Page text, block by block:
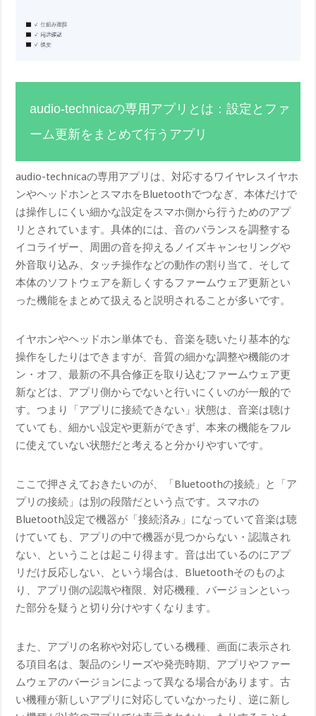
audio-technicaの専用アプリとは：設定とファ
ーム更新をまとめて行うアプリ
audio-technicaの専用アプリは、対応するワイヤレスイヤホ
ンやヘッドホンとスマホをBluetoothでつなぎ、本体だけで
は操作しにくい細かな設定をスマホ側から行うためのアプ
リとされています。具体的には、音のバランスを調整する
イコライザー、周囲の音を抑えるノイズキャンセリングや
外音取り込み、タッチ操作などの動作の割り当て、そして
本体のソフトウェアを新しくするファームウェア更新とい
った機能をまとめて扱えると説明されることが多いです。
イヤホンやヘッドホン単体でも、音楽を聴いたり基本的な
操作をしたりはできますが、音質の細かな調整や機能のオ
ン・オフ、最新の不具合修正を取り込むファームウェア更
新などは、アプリ側からでないと行いにくいのが一般的で
す。つまり「アプリに接続できない」状態は、音楽は聴け
ていても、細かい設定や更新ができず、本来の機能をフル
に使えていない状態だと考えると分かりやすいです。
ここで押さえておきたいのが、「Bluetoothの接続」と「ア
プリの接続」は別の段階だという点です。スマホの
Bluetooth設定で機器が「接続済み」になっていて音楽は聴
けていても、アプリの中で機器が見つからない・認識され
ない、ということは起こり得ます。音は出ているのにアプ
リだけ反応しない、という場合は、Bluetoothそのものよ
り、アプリ側の認識や権限、対応機種、バージョンといっ
た部分を疑うと切り分けやすくなります。
また、アプリの名称や対応している機種、画面に表示され
る項目名は、製品のシリーズや発売時期、アプリやファー
ムウェアのバージョンによって異なる場合があります。古
い機種が新しいアプリに対応していなかったり、逆に新し